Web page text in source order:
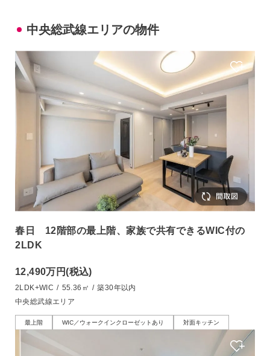
中央総武線エリアの物件
春日 12階部の最上階、家族で共有できるWIC付の
2LDK
12,490万円(税込)
2LDK+WIC / 55.36㎡ / 築30年以内
中央総武線エリア
最上階 WIC／ウォークインクローゼットあり 対面キッチン